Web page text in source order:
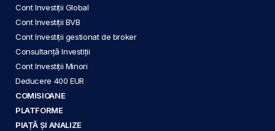
Cont Investiții Global
Cont Investiții BVB
Cont Investiții gestionat de broker
Consultanță Investiții
Cont Investiții Minori
Deducere 400 EUR
COMISIOANE
PLATFORME
PIAȚĂ ȘI ANALIZE